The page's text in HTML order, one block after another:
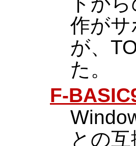
作が
が、
た。
F-
との